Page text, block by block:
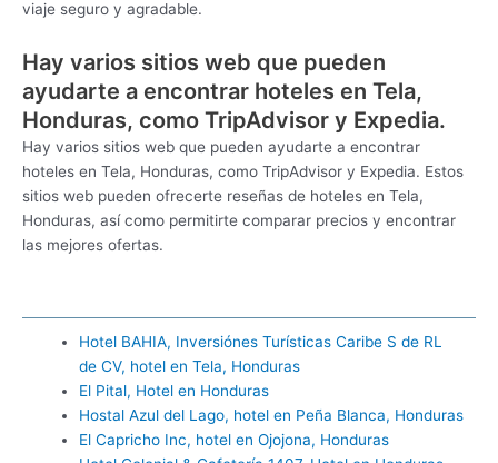
viaje seguro y agradable.
Hay varios sitios web que pueden
ayudarte a encontrar hoteles en Tela,
Honduras, como TripAdvisor y Expedia.
Hay varios sitios web que pueden ayudarte a encontrar
hoteles en Tela, Honduras, como TripAdvisor y Expedia. Estos
sitios web pueden ofrecerte reseñas de hoteles en Tela,
Honduras, así como permitirte comparar precios y encontrar
las mejores ofertas.
Hotel BAHIA, Inversiónes Turísticas Caribe S de RL
de CV, hotel en Tela, Honduras
El Pital, Hotel en Honduras
Hostal Azul del Lago, hotel en Peña Blanca, Honduras
El Capricho Inc, hotel en Ojojona, Honduras